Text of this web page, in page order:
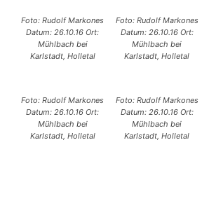
Foto: Rudolf Markones
Datum: 26.10.16 Ort:
Mühlbach bei
Karlstadt, Holletal
Foto: Rudolf Markones
Datum: 26.10.16 Ort:
Mühlbach bei
Karlstadt, Holletal
Foto: Rudolf Markones
Datum: 26.10.16 Ort:
Mühlbach bei
Karlstadt, Holletal
Foto: Rudolf Markones
Datum: 26.10.16 Ort:
Mühlbach bei
Karlstadt, Holletal